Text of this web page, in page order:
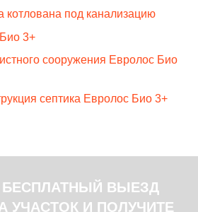
БЕСПЛАТНЫЙ ВЫЕЗД
УЧАСТОК И ПОЛУЧИТЕ